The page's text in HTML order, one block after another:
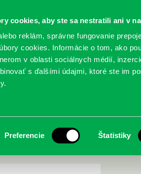
cookies, aby ste sa nestratili ani v
reklám, správne fungovanie
cookies. Informácie o tom, ako
v oblasti sociálnych médií,
s ďalšími údajmi, ktoré ste im
Preferencie Štatistiky
SLUŽBY PODUJATIA
a hriešnik :
Britániu